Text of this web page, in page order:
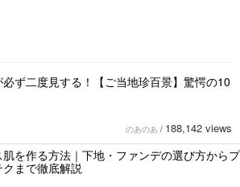
ず二度見する！【ご当地珍百景】驚愕の10
のあのあ / 188,142 views
を作る方法｜下地・ファンデの選び方からプ
クまで徹底解説